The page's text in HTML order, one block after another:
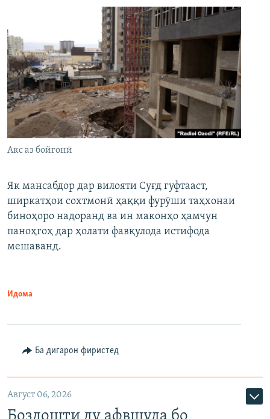
Акс аз бойгонӣ
Як мансабдор дар вилояти Суғд гуфтааст,
ширкатҳои сохтмонӣ ҳаққи фурӯши таҳхонаи
биноҳоро надоранд ва ин маконҳо ҳамчун
паноҳгоҳ дар ҳолати фавқулода истифода
мешаванд.
Идома
Ба дигарон фиристед
Август 06, 2026